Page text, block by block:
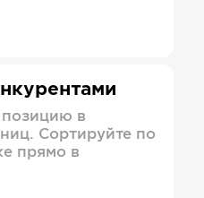
в
Сортируйте по
прямо в